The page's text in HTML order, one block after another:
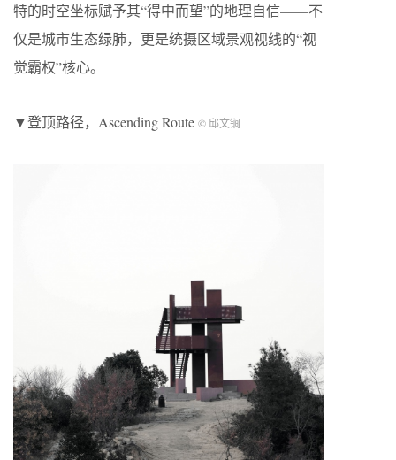
特的时空坐标赋予其“得中而望”的地理自信——不
仅是城市生态绿肺，更是统摄区域景观视线的“视
觉霸权”核心。
▼登顶路径，Ascending Route © 邱文锏